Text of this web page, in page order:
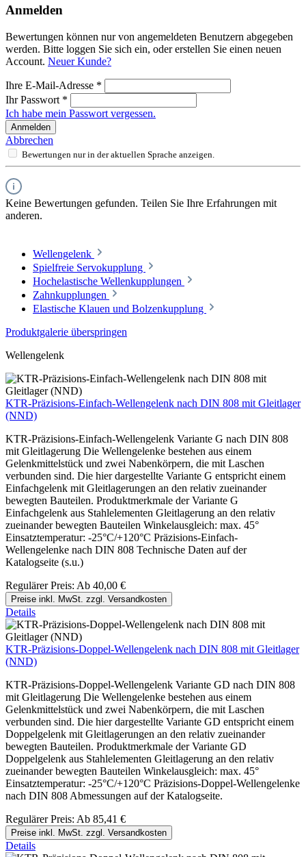
Anmelden
Bewertungen können nur von angemeldeten Benutzern abgegeben
werden. Bitte loggen Sie sich ein, oder erstellen Sie einen neuen
Account. Neuer Kunde?
Ihre E-Mail-Adresse *
Ihr Passwort *
Ich habe mein Passwort vergessen.
Anmelden
Abbrechen
Bewertungen nur in der aktuellen Sprache anzeigen.
Keine Bewertungen gefunden. Teilen Sie Ihre Erfahrungen mit
anderen.
Wellengelenk
Spielfreie Servokupplung
Hochelastische Wellenkupplungen
Zahnkupplungen
Elastische Klauen und Bolzenkupplung
Produktgalerie überspringen
Wellengelenk
KTR-Präzisions-Einfach-Wellengelenk nach DIN 808 mit Gleitlager
(NND)
KTR-Präzisions-Einfach-Wellengelenk Variante G nach DIN 808
mit Gleitlagerung Die Wellengelenke bestehen aus einem
Gelenkmittelstück und zwei Nabenkörpern, die mit Laschen
verbunden sind. Die hier dargestellte Variante G entspricht einem
Einfachgelenk mit Gleitlagerungen an den relativ zueinander
bewegten Bauteilen. Produktmerkmale der Variante G
Einfachgelenk aus Stahlelementen Gleitlagerung an den relativ
zueinander bewegten Bauteilen Winkelausgleich: max. 45°
Einsatztemperatur: -25°C/+120°C Präzisions-Einfach-
Wellengelenke nach DIN 808 Technische Daten auf der
Katalogseite (s.u.)
Regulärer Preis: Ab 40,00 €
Preise inkl. MwSt. zzgl. Versandkosten
Details
KTR-Präzisions-Doppel-Wellengelenk nach DIN 808 mit Gleitlager
(NND)
KTR-Präzisions-Doppel-Wellengelenk Variante GD nach DIN 808
mit Gleitlagerung Die Wellengelenke bestehen aus einem
Gelenkmittelstück und zwei Nabenkörpern, die mit Laschen
verbunden sind. Die hier dargestellte Variante GD entspricht einem
Doppelgelenk mit Gleitlagerungen an den relativ zueinander
bewegten Bauteilen. Produktmerkmale der Variante GD
Doppelgelenk aus Stahlelementen Gleitlagerung an den relativ
zueinander bewegten Bauteilen Winkelausgleich: max. 45°
Einsatztemperatur: -25°C/+120°C Präzisions-Doppel-Wellengelenke
nach DIN 808 Abmessungen auf der Katalogseite.
Regulärer Preis: Ab 85,41 €
Preise inkl. MwSt. zzgl. Versandkosten
Details